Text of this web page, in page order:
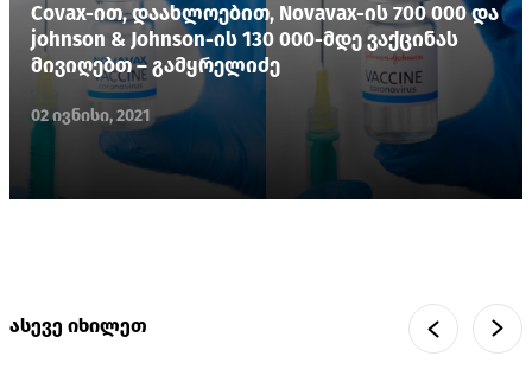
Covax-ით, დაახლოებით, Novavax-ის 700 000 და
johnson & Johnson-ის 130 000-მდე ვაქცინას
მივიღებთ – გამყრელიძე
02 ივნისი, 2021
ასევე იხილეთ